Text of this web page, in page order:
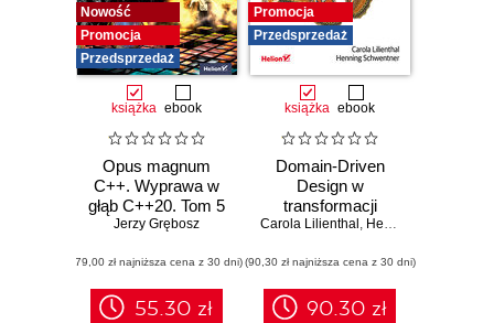
Nowość
Promocja
Przedsprzedaż
książka ebook
Opus magnum
C++. Wyprawa w
głąb C++20. Tom 5
Jerzy Grębosz
(79,00 zł najniższa cena z 30 dni)
55.30 zł
Promocja
Przedsprzedaż
książka ebook
Domain-Driven
Design w
transformacji
systemów.
modernizacja
legacy bez
zbędnego ryzyka
Carola Lilienthal , Henning Schwentner
(90,30 zł najniższa cena z 30 dni)
90.30 zł